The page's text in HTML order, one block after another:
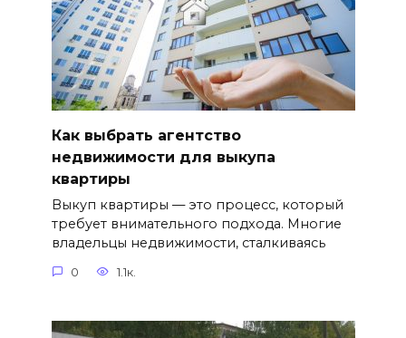
Как выбрать агентство
недвижимости для выкупа
квартиры
Выкуп квартиры — это процесс, который
требует внимательного подхода. Многие
владельцы недвижимости, сталкиваясь
0 1.1к.